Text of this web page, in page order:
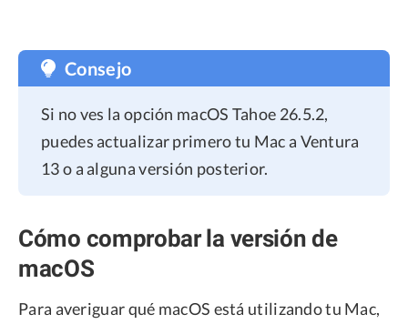
Consejo
Si no ves la opción macOS Tahoe 26.5.2,
puedes actualizar primero tu Mac a Ventura
13 o a alguna versión posterior.
Cómo comprobar la versión de
macOS
Para averiguar qué macOS está utilizando tu Mac,